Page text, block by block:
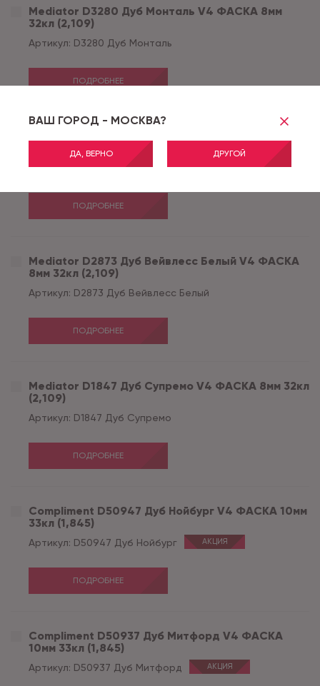
ВАШ ГОРОД - МОСКВА?
ДА, ВЕРНО ДРУГОЙ
Mediator D3280 Дуб Монталь V4 ФАСКА 8мм
32кл (2,109)
Артикул: D3280 Дуб Монталь
ПОДРОБНЕЕ
32кл (2,109)
Артикул:D3273 Дуб Шератан
ПОДРОБНЕЕ
Mediator D2873 Дуб Вейвлесс Белый V4 ФАСКА
8мм 32кл (2,109)
Артикул: D2873 Дуб Вейвлесс Белый
ПОДРОБНЕЕ
Mediator D1847 Дуб Супремо V4 ФАСКА 8мм 32кл
(2,109)
Артикул: D1847 Дуб Супремо
ПОДРОБНЕЕ
Compliment D50947 Дуб Нойбург V4 ФАСКА 10мм
33кл (1,845)
Артикул: D50947 Дуб Нойбург АКЦИЯ
ПОДРОБНЕЕ
Compliment D50937 Дуб Митфорд V4 ФАСКА
10мм 33кл (1,845)
Артикул: D50937 Дуб Митфорд АКЦИЯ